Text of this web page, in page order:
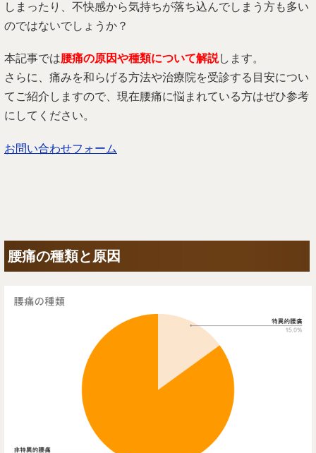
しまったり、不快感から気持ちが落ち込んでしまう方も多い
のではないでしょうか？
本記事では腰痛の原因や種類について解説します。
さらに、痛みを和らげる方法や治療院を受診する目安につい
てご紹介しますので、現在腰痛に悩まれている方はぜひ参考
にしてください。
お問い合わせフォーム
腰痛の種類と原因